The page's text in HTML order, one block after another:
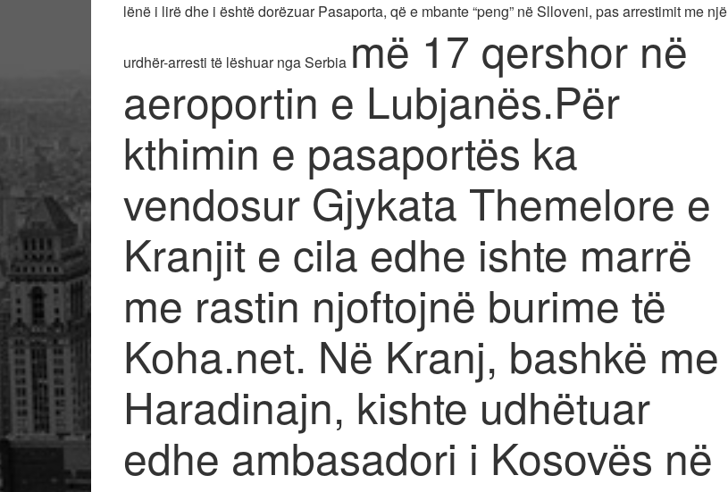
lënë i lirë dhe i është dorëzuar Pasaporta, që e mbante “peng” në Slloveni, pas arrestimit me një
urdhër-arresti të lëshuar nga Serbia më 17 qershor në
aeroportin e Lubjanës.Për
kthimin e pasaportës ka
vendosur Gjykata Themelore e
Kranjit e cila edhe ishte marrë
me rastin njoftojnë burime të
Koha.net. Në Kranj, bashkë me
Haradinajn, kishte udhëtuar
edhe ambasadori i Kosovës në